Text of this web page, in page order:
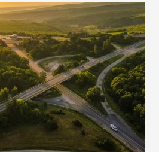
že by taková